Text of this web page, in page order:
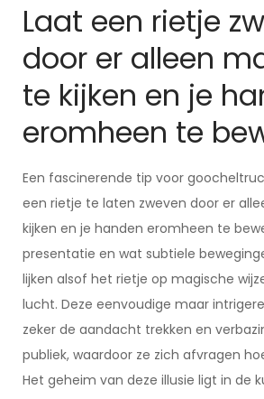
Laat een rietje
door er alleen
te kijken en je
eromheen te
Een fascinerende tip voor
een rietje te laten zweven door er
kijken en je handen eromheen te
presentatie en wat subtiele
lijken alsof het rietje op magische
lucht. Deze eenvoudige maar
zeker de aandacht trekken en
publiek, waardoor ze zich afvragen
Het geheim van deze illusie ligt in de